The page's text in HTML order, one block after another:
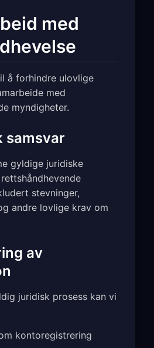
med
å forhindre ulovlige
med
myndigheter.
samsvar
gyldige juridiske
stevninger,
andre lovlige krav om
av
juridisk prosess kan vi
kontoregistrering